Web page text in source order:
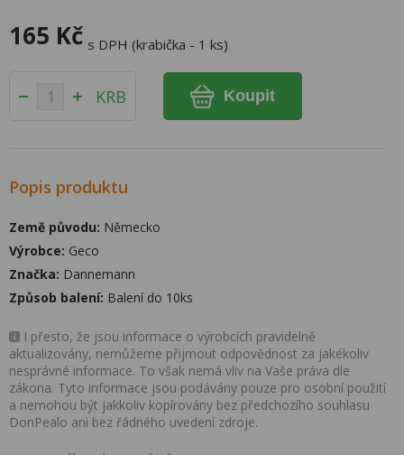
165 Kč s DPH (krabička - 1 ks)
KRB Koupit
Popis produktu
Země původu: Německo
Výrobce: Geco
Značka: Dannemann
Způsob balení: Balení do 10ks
I přesto, že jsou informace o výrobcích pravidelně
aktualizovány, nemůžeme přijmout odpovědnost za jakékoliv
nesprávné informace. To však nemá vliv na Vaše práva dle
zákona. Tyto informace jsou podávány pouze pro osobní použití
a nemohou být jakkoliv kopírovány bez předchozího souhlasu
DonPealo ani bez řádného uvedení zdroje.